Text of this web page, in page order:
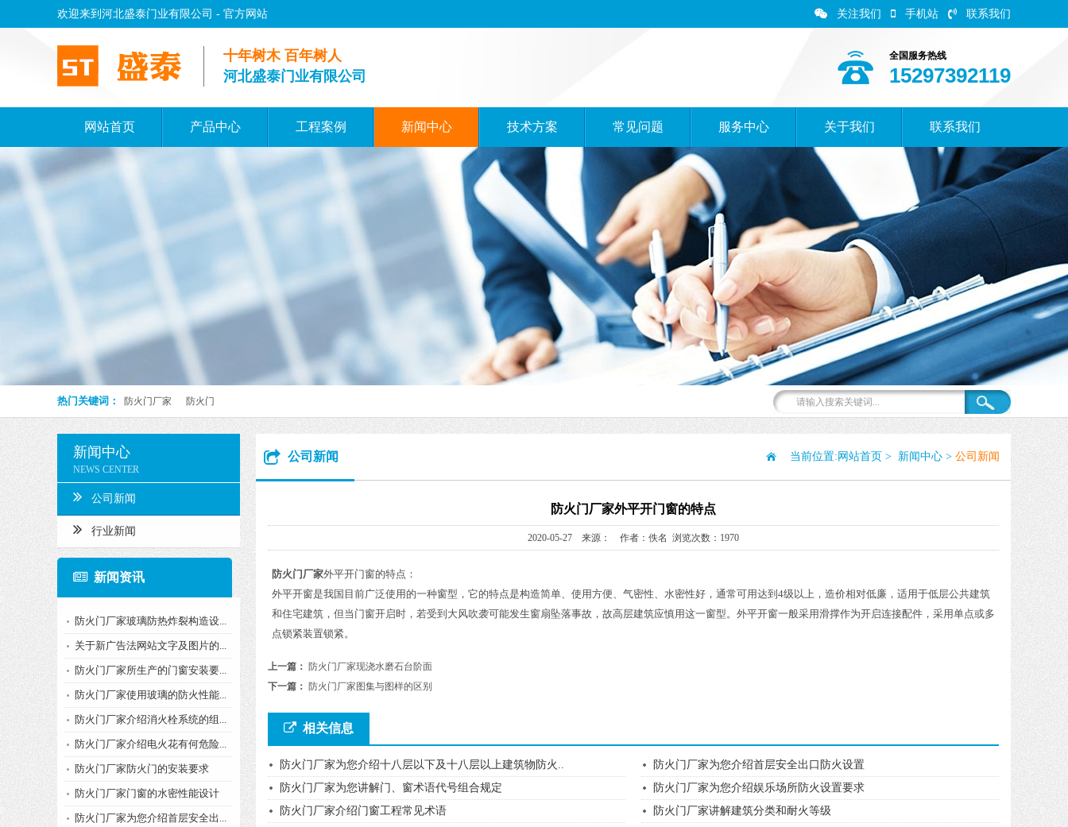
欢迎来到河北盛泰门业有限公司 - 官方网站 关注我们 手机站 联系我们
全国服务热线
15297392119
十年树木 百年树人
河北盛泰门业有限公司
网站首页 产品中心 工程案例 新闻中心 技术方案 常见问题 服务中心 关于我们 联系我们
热门关键词： 防火门厂家 防火门
新闻中心
NEWS CENTER
公司新闻
行业新闻
新闻资讯
防火门厂家玻璃防热炸裂构造设...
关于新广告法网站文字及图片的...
防火门厂家所生产的门窗安装要...
防火门厂家使用玻璃的防火性能...
防火门厂家介绍消火栓系统的组...
防火门厂家介绍电火花有何危险...
防火门厂家防火门的安装要求
防火门厂家门窗的水密性能设计
防火门厂家为您介绍首层安全出...
公司新闻 当前位置: 网站首页 > 新闻中心 > 公司新闻
防火门厂家外平开门窗的特点
2020-05-27 来源： 作者：佚名 浏览次数：1970
防火门厂家外平开门窗的特点：
外平开窗是我国目前广泛使用的一种窗型，它的特点是构造简单、使用方便、气密性、水密性好，通常可用达到4级以上，造价相对低廉，适用于低层公共建筑
和住宅建筑，但当门窗开启时，若受到大风吹袭可能发生窗扇坠落事故，故高层建筑应慎用这一窗型。外平开窗一般采用滑撑作为开启连接配件，采用单点或多
点锁紧装置锁紧。
上一篇：
防火门厂家现浇水磨石台阶面
下一篇：
防火门厂家图集与图样的区别
相关信息
防火门厂家为您介绍十八层以下及十八层以上建筑物防火..
防火门厂家为您介绍首层安全出口防火设置
防火门厂家为您讲解门、窗术语代号组合规定
防火门厂家为您介绍娱乐场所防火设置要求
防火门厂家介绍门窗工程常见术语
防火门厂家讲解建筑分类和耐火等级